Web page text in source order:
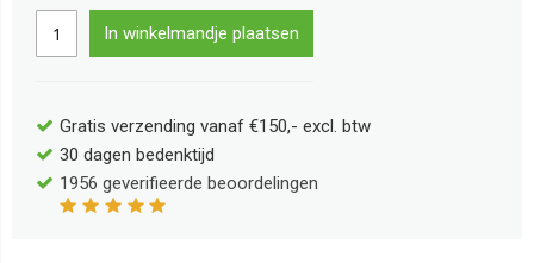
In winkelmandje plaatsen
Gratis verzending vanaf €150,- excl. btw
30 dagen bedenktijd
1956 geverifieerde beoordelingen